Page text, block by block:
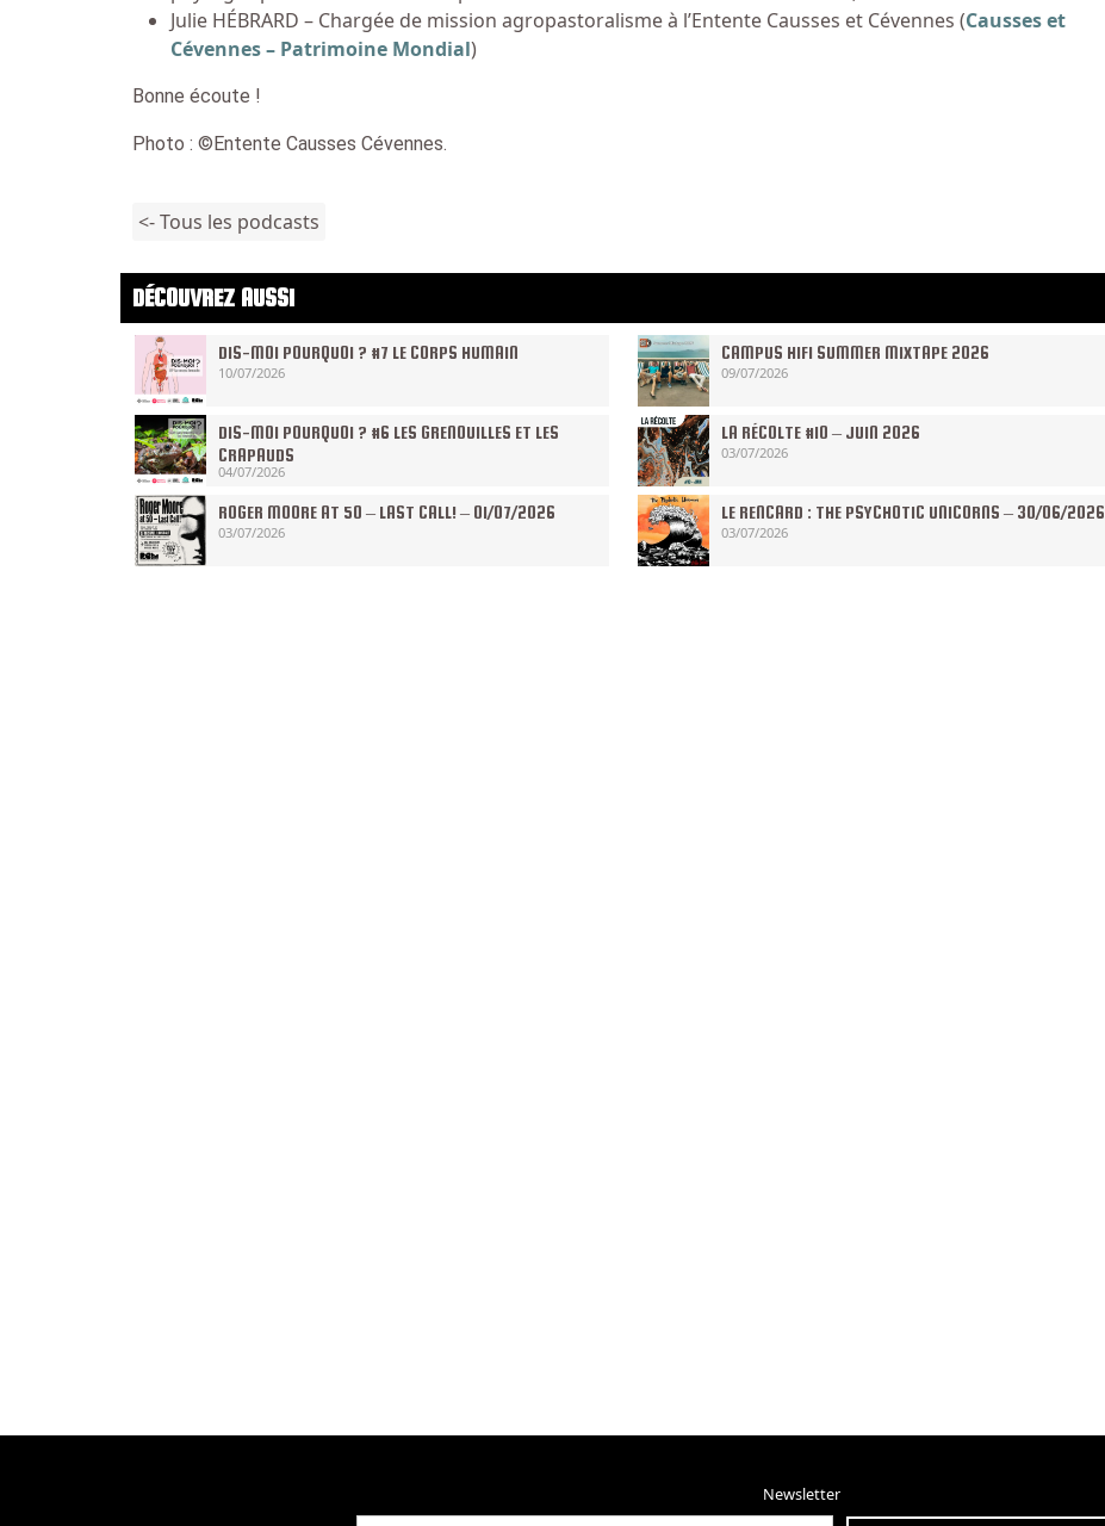
Julie HÉBRARD – Chargée de mission agropastoralisme à l’Entente Causses et Cévennes (Causses et
Cévennes – Patrimoine Mondial)
Bonne écoute !
Photo : ©Entente Causses Cévennes.
<- Tous les podcasts
DÉCOUVREZ AUSSI
DIS-MOI POURQUOI ? #7 LE CORPS HUMAIN
10/07/2026
CAMPUS HIFI SUMMER MIXTAPE 2026
09/07/2026
DIS-MOI POURQUOI ? #6 LES GRENOUILLES ET LES
CRAPAUDS
04/07/2026
LA RÉCOLTE #10 – JUIN 2026
03/07/2026
ROGER MOORE AT 50 – LAST CALL! – 01/07/2026
03/07/2026
LE RENCARD : THE PSYCHOTIC UNICORNS – 30/06/2026
03/07/2026
Newsletter